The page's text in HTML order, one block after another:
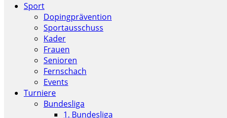
Sport
Dopingprävention
Sportausschuss
Kader
Frauen
Senioren
Fernschach
Events
Turniere
Bundesliga
1. Bundesliga